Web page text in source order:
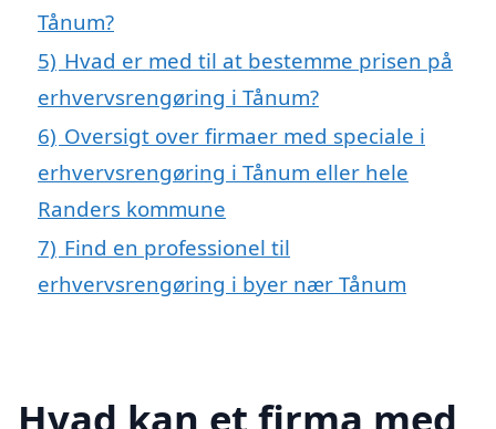
Tånum?
5) Hvad er med til at bestemme prisen på
erhvervsrengøring i Tånum?
6) Oversigt over firmaer med speciale i
erhvervsrengøring i Tånum eller hele
Randers kommune
7) Find en professionel til
erhvervsrengøring i byer nær Tånum
Hvad kan et firma med